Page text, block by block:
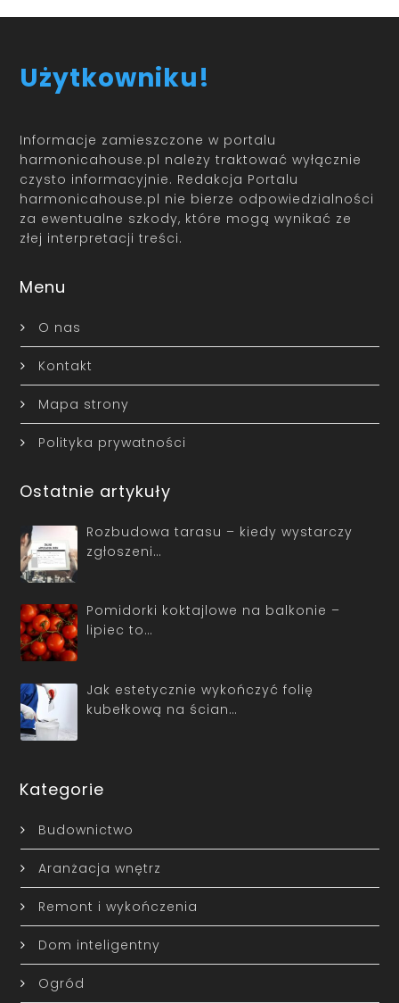
Użytkowniku!
Informacje zamieszczone w portalu
harmonicahouse.pl należy traktować wyłącznie
czysto informacyjnie. Redakcja Portalu
harmonicahouse.pl nie bierze odpowiedzialności
za ewentualne szkody, które mogą wynikać ze
złej interpretacji treści.
Menu
O nas
Kontakt
Mapa strony
Polityka prywatności
Ostatnie artykuły
Rozbudowa tarasu – kiedy wystarczy
zgłoszeni…
Pomidorki koktajlowe na balkonie –
lipiec to…
Jak estetycznie wykończyć folię
kubełkową na ścian…
Kategorie
Budownictwo
Aranżacja wnętrz
Remont i wykończenia
Dom inteligentny
Ogród